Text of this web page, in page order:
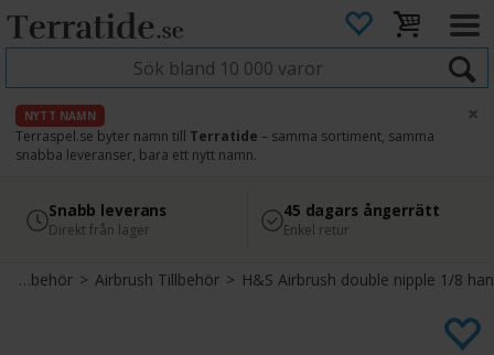
NYTT NAMN
Terraspel.se byter namn till Terratide – samma sortiment, samma
snabba leveranser, bara ett nytt namn.
×
4.8
Läs omdömen på Google
Säker betalning
med Svea
Snabb leverans
Direkt från lager
45 dagars ångerrätt
Enkel retur
Airbrush Tillbehör>Airbrush Tillbehör> H&S Airbrush double nipple 1/8 han